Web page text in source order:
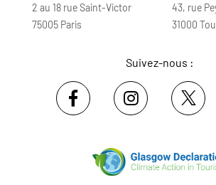
2 au 18 rue Saint-Victor
75005 Paris
43, rue
31000
Suivez-nous :